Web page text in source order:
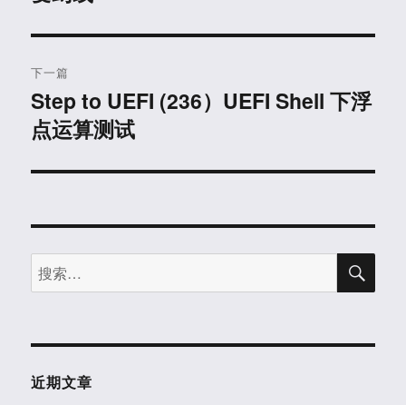
航
章：
下一篇
下
篇
章：
Step to UEFI (236）UEFI Shell 下浮
点运算测试
搜
索：
搜
近期文章